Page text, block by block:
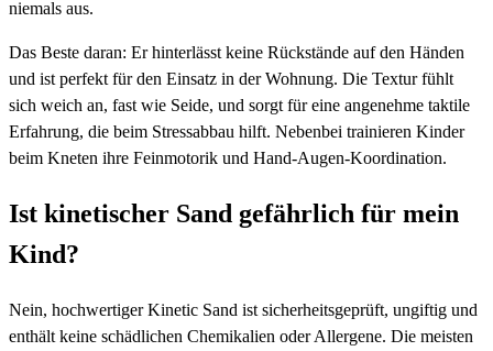
niemals aus.
Das Beste daran: Er hinterlässt keine Rückstände auf den Händen
und ist perfekt für den Einsatz in der Wohnung. Die Textur fühlt
sich weich an, fast wie Seide, und sorgt für eine angenehme taktile
Erfahrung, die beim Stressabbau hilft. Nebenbei trainieren Kinder
beim Kneten ihre Feinmotorik und Hand-Augen-Koordination.
Ist kinetischer Sand gefährlich für mein
Kind?
Nein, hochwertiger Kinetic Sand ist sicherheitsgeprüft, ungiftig und
enthält keine schädlichen Chemikalien oder Allergene. Die meisten